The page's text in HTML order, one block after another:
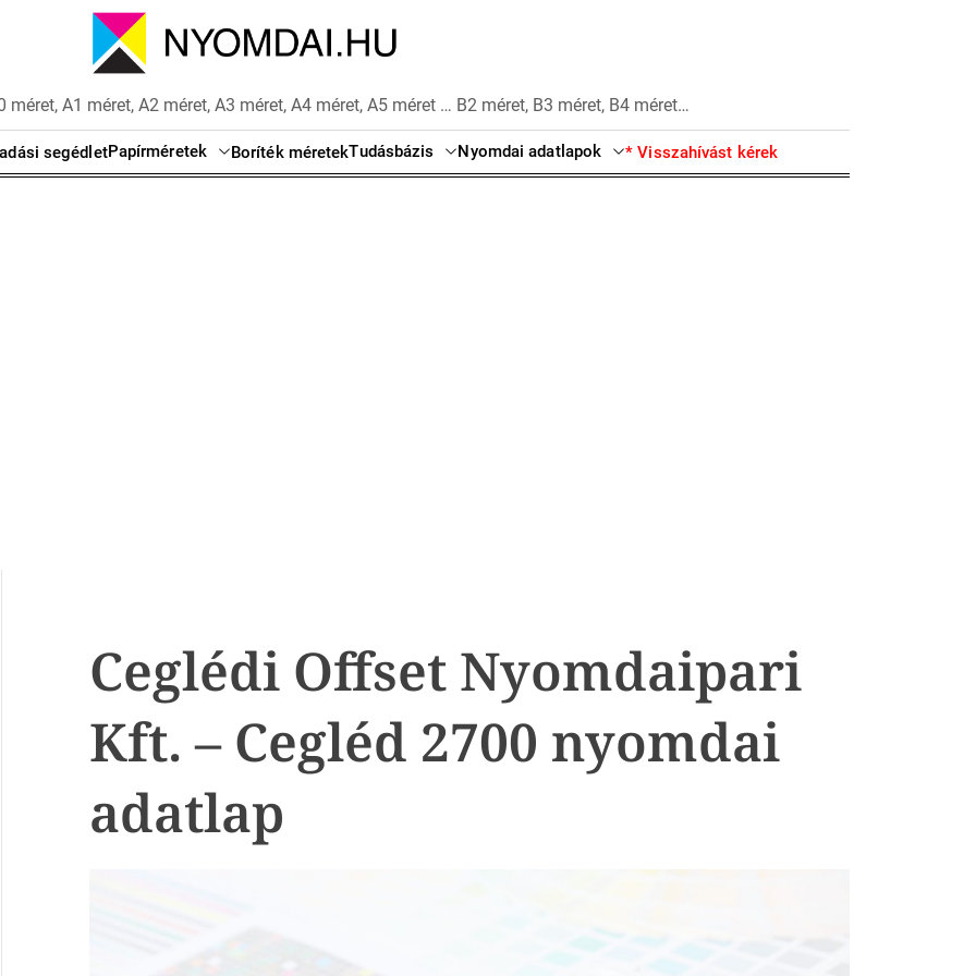
A1 méret, A2 méret, A3 méret, A4 méret, A5 méret … B2 méret, B3 méret, B4 méret…
segédletPapírméretek Boríték méretekTudásbázis Nyomdai adatlapok * Visszahívást kérek
Ceglédi Offset Nyomdaipari
Kft. – Cegléd 2700 nyomdai
adatlap